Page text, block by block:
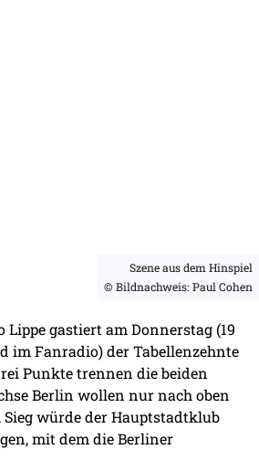
Szene aus dem Hinspiel
© Bildnachweis: Paul Cohen
Lippe gastiert am Donnerstag (19
im Fanradio) der Tabellenzehnte
Punkte trennen die beiden
Berlin wollen nur nach oben
würde der Hauptstadtklub
mit dem die Berliner